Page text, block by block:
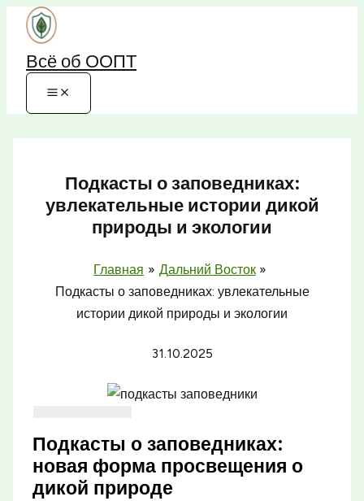
Перейти
содержимому
Всё об ООПТ
Подкасты о заповедниках:
увлекательные истории дикой
природы и экологии
Главная
Дальний Восток
Подкасты о заповедниках: увлекательные
истории дикой природы и экологии
31.10.2025
Подкасты о заповедниках:
новая форма просвещения о
дикой природе